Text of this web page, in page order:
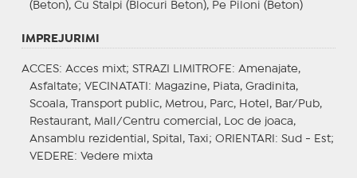
(Beton), Cu Stalpi (Blocuri Beton), Pe Piloni (Beton)
IMPREJURIMI
ACCES: Acces mixt; STRAZI LIMITROFE : Amenajate,
Asfaltate; VECINATATI : Magazine, Piata, Gradinita,
Scoala, Transport public, Metrou, Parc, Hotel, Bar/Pub,
Restaurant, Mall/Centru comercial, Loc de joaca,
Ansamblu rezidential, Spital, Taxi; ORIENTARI : Sud - Est;
VEDERE : Vedere mixta